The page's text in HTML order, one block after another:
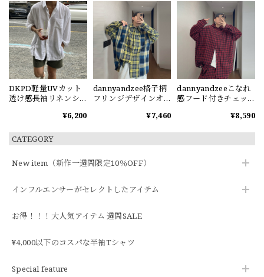
CATEGORY
New item（新作一週間限定10％OFF）
インフルエンサーがセレクトしたアイテム
お得！！！大人気アイテム 週間SALE
¥4,000以下のコスパな半袖Tシャツ
Special feature
DKPD軽量UVカット
透け感長袖リネンシ
¥6,200
dannyandzee格子柄
フリンジデザインオ
¥7,460
dannyandzeeこなれ
感フード付きチェッ
¥8,590